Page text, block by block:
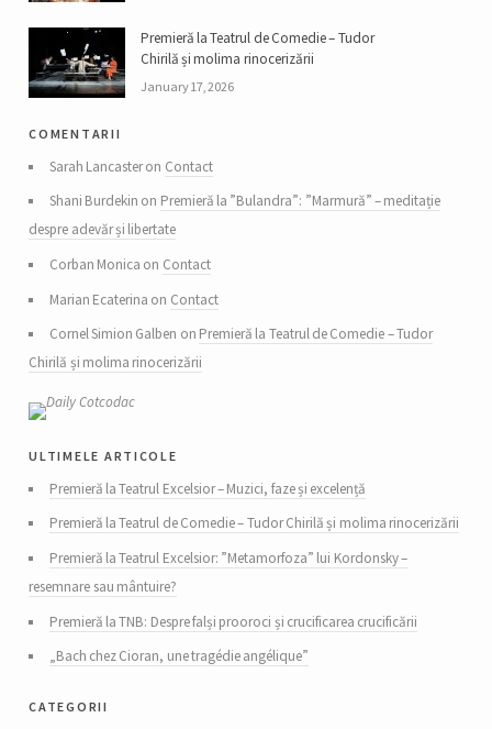
Premieră la Teatrul de Comedie – Tudor
Chirilă și molima rinocerizării
January 17, 2026
comentarii
Sarah Lancaster on Contact
Shani Burdekin on Premieră la ”Bulandra”: ”Marmură” – meditație
despre adevăr și libertate
Corban Monica on Contact
Marian Ecaterina on Contact
Cornel Simion Galben on Premieră la Teatrul de Comedie – Tudor
Chirilă și molima rinocerizării
ultimele articole
Premieră la Teatrul Excelsior – Muzici, faze și excelență
Premieră la Teatrul de Comedie – Tudor Chirilă și molima rinocerizării
Premieră la Teatrul Excelsior: ”Metamorfoza” lui Kordonsky –
resemnare sau mântuire?
Premieră la TNB: Despre falși prooroci și crucificarea crucificării
„Bach chez Cioran, une tragédie angélique”
categorii